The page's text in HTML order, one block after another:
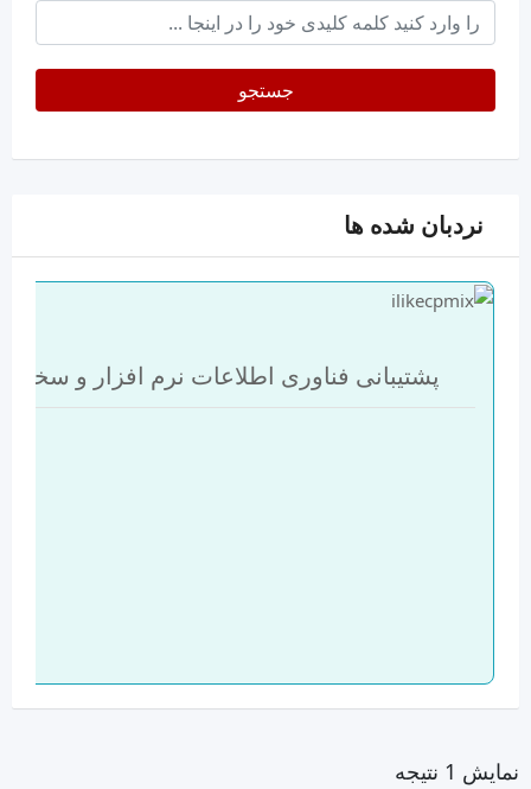
keyword
جستجو
نردبان شده ها
پشتیبانی فناوری اطلاعات نرم افزار و سخت
نمایش 1 نتیجه